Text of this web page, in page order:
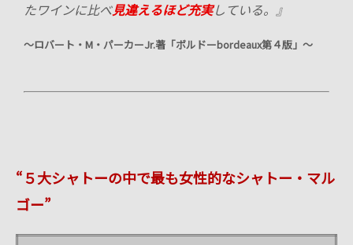
たワインに比べ見違えるほど充実している。』
～ロバート・ M ・パーカーJr.著「ボルドーbordeaux第４版」～
“５大シャトーの中で最も女性的なシャトー・マル
ゴー”